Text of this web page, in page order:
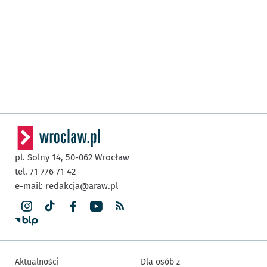
pl. Solny 14, 50-062 Wrocław
tel. 71 776 71 42
e-mail: redakcja@araw.pl
Aktualności Dla osób z